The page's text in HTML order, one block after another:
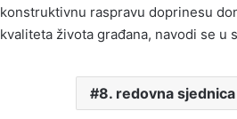
konstruktivnu raspravu doprinesu
kvaliteta života građana, navodi se
8. redovna